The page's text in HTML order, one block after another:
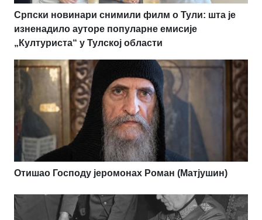
Српски новинари снимили филм о Тули: шта је
изненадило ауторе популарне емисије
„Културиста“ у Тулској области
Отишао Господу јеромонах Роман (Матјушин)